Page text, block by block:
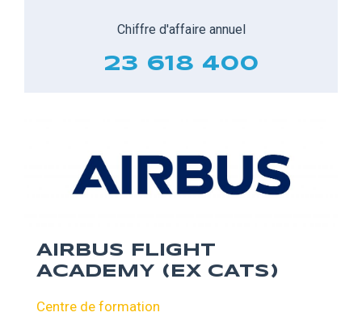
Chiffre d'affaire annuel
23 618 400
AIRBUS FLIGHT
ACADEMY (EX CATS)
Centre de formation